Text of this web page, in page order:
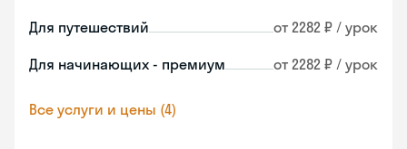
Для путешествий от 2282 ₽ / урок
Для начинающих - премиум от 2282 ₽ / урок
Все услуги и цены (4)